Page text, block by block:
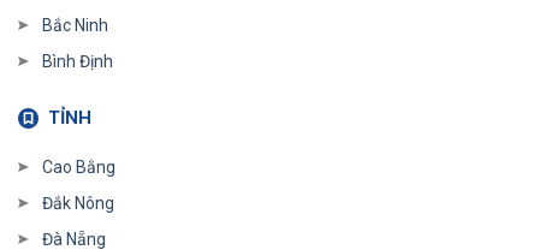
Bắc Ninh
Bình Định
TỈNH
Cao Bằng
Đắk Nông
Đà Nẵng